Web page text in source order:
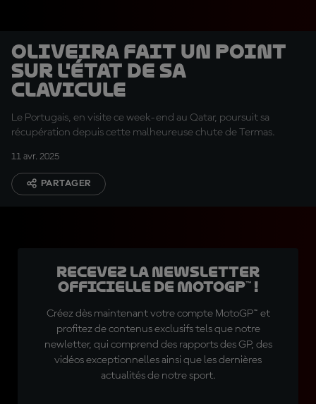
Oliveira fait un point
sur l'état de sa
clavicule
Le Portugais, en visite ce week-end au Qatar, poursuit sa
récupération depuis cette malheureuse chute de Termas.
11 avr. 2025
PARTAGER
Recevez la Newsletter
officielle de MotoGP™ !
Créez dès maintenant votre compte MotoGP™ et
profitez de contenus exclusifs tels que notre
newletter, qui comprend des rapports des GP, des
vidéos exceptionnelles ainsi que les dernières
actualités de notre sport.